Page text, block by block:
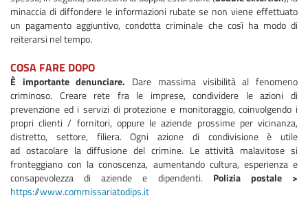
minaccia di diffondere le informazioni rubate se non viene effettuato
un pagamento aggiuntivo, condotta criminale che così ha modo di
reiterarsi nel tempo.
COSA FARE DOPO
È importante denunciare. Dare massima visibilità al fenomeno
criminoso. Creare rete fra le imprese, condividere le azioni di
prevenzione ed i servizi di protezione e monitoraggio, coinvolgendo i
propri clienti / fornitori, oppure le aziende prossime per vicinanza,
distretto, settore, filiera. Ogni azione di condivisione è utile
ad ostacolare la diffusione del crimine. Le attività malavitose si
fronteggiano con la conoscenza, aumentando cultura, esperienza e
consapevolezza di aziende e dipendenti. Polizia postale >
https://www.commissariatodips.it